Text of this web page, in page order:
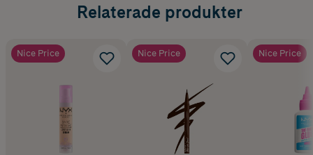
Relaterade produkter
Nice Price Nice Price Nice Price